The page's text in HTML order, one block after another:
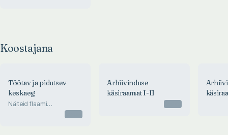
Koostajana
Töötav ja pidutsev
keskaeg
Näiteid flaami
kaunistuskunstist keskajal.
Arhiivinduse
käsiraamat I-II